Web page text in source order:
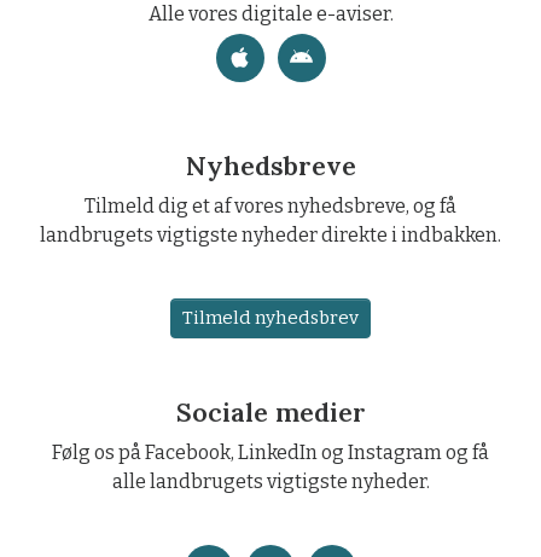
Alle vores digitale e-aviser.
Nyhedsbreve
Tilmeld dig et af vores nyhedsbreve, og få
landbrugets vigtigste nyheder direkte i indbakken.
Tilmeld nyhedsbrev
Sociale medier
Følg os på Facebook, LinkedIn og Instagram og få
alle landbrugets vigtigste nyheder.